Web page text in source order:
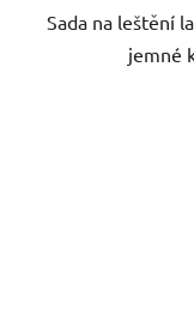
Sada na leštění
jemné